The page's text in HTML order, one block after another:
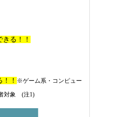
る！！
！ ※ゲーム系・コンピュー
対象 (注1)